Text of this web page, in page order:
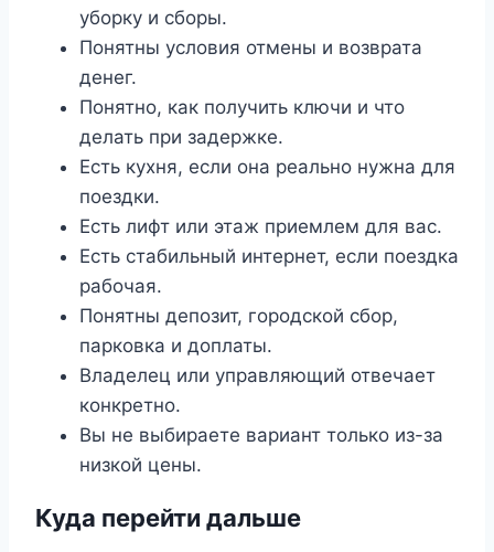
уборку и сборы.
Понятны условия отмены и возврата
денег.
Понятно, как получить ключи и что
делать при задержке.
Есть кухня, если она реально нужна для
поездки.
Есть лифт или этаж приемлем для вас.
Есть стабильный интернет, если поездка
рабочая.
Понятны депозит, городской сбор,
парковка и доплаты.
Владелец или управляющий отвечает
конкретно.
Вы не выбираете вариант только из-за
низкой цены.
Куда перейти дальше